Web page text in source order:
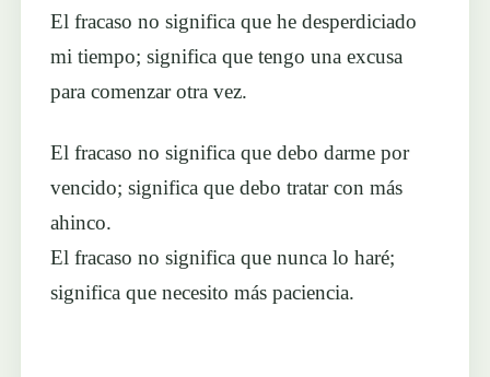
El fracaso no significa que he desperdiciado
mi tiempo; significa que tengo una excusa
para comenzar otra vez.
El fracaso no significa que debo darme por
vencido; significa que debo tratar con más
ahinco.
El fracaso no significa que nunca lo haré;
significa que necesito más paciencia.